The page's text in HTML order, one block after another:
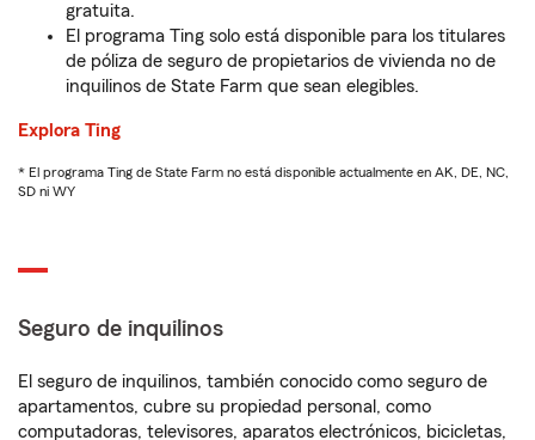
gratuita.
El programa Ting solo está disponible para los titulares
de póliza de seguro de propietarios de vivienda no de
inquilinos de State Farm que sean elegibles.
Explora Ting
* El programa Ting de State Farm no está disponible actualmente en AK, DE, NC,
SD ni WY
Seguro de inquilinos
El seguro de inquilinos, también conocido como seguro de
apartamentos, cubre su propiedad personal, como
computadoras, televisores, aparatos electrónicos, bicicletas,